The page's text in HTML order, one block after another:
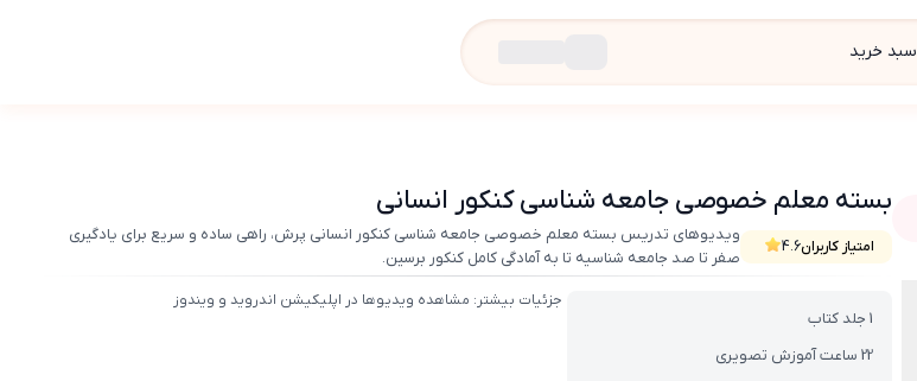
سبد خرید
بسته معلم خصوصی جامعه شناسی کنکور انسانی
امتیاز کاربران4.6
ویدیوهای تدریس بسته معلم خصوصی جامعه شناسی کنکور انسانی پرش، راهی ساده و سریع برای یادگیری
صفر تا صد جامعه شناسیه تا به آمادگی کامل کنکور برسین.
1 جلد کتاب
22 ساعت آموزش تصویری
جزئیات بیشتر: مشاهده ویدیوها در اپلیکیشن اندروید و ویندوز